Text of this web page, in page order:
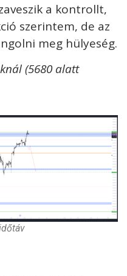
a kontrollt,
szerintem, de az
meg hülyeség.
(5680 alatt